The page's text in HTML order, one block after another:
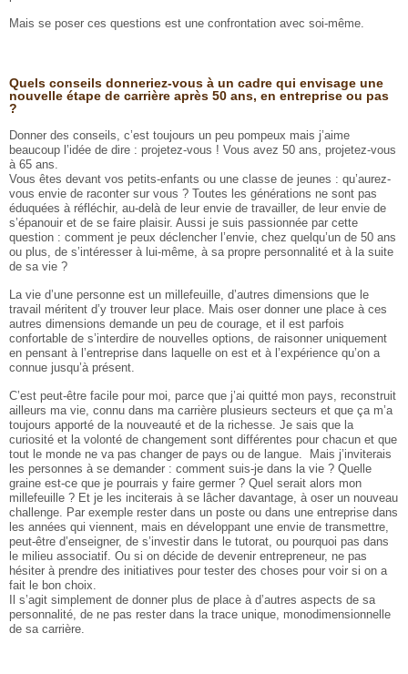
Mais se poser ces questions est une confrontation avec soi-même.
Quels conseils donneriez-vous à un cadre qui envisage une
nouvelle étape de carrière après 50 ans, en entreprise ou pas
?
Donner des conseils, c’est toujours un peu pompeux mais j’aime
beaucoup l’idée de dire : projetez-vous ! Vous avez 50 ans, projetez-vous
à 65 ans.
Vous êtes devant vos petits-enfants ou une classe de jeunes : qu’aurez-
vous envie de raconter sur vous ? Toutes les générations ne sont pas
éduquées à réfléchir, au-delà de leur envie de travailler, de leur envie de
s’épanouir et de se faire plaisir. Aussi je suis passionnée par cette
question : comment je peux déclencher l’envie, chez quelqu’un de 50 ans
ou plus, de s’intéresser à lui-même, à sa propre personnalité et à la suite
de sa vie ?
La vie d’une personne est un millefeuille, d’autres dimensions que le
travail méritent d’y trouver leur place. Mais oser donner une place à ces
autres dimensions demande un peu de courage, et il est parfois
confortable de s’interdire de nouvelles options, de raisonner uniquement
en pensant à l’entreprise dans laquelle on est et à l’expérience qu’on a
connue jusqu’à présent.
C’est peut-être facile pour moi, parce que j’ai quitté mon pays, reconstruit
ailleurs ma vie, connu dans ma carrière plusieurs secteurs et que ça m’a
toujours apporté de la nouveauté et de la richesse. Je sais que la
curiosité et la volonté de changement sont différentes pour chacun et que
tout le monde ne va pas changer de pays ou de langue. Mais j’inviterais
les personnes à se demander : comment suis-je dans la vie ? Quelle
graine est-ce que je pourrais y faire germer ? Quel serait alors mon
millefeuille ? Et je les inciterais à se lâcher davantage, à oser un nouveau
challenge. Par exemple rester dans un poste ou dans une entreprise dans
les années qui viennent, mais en développant une envie de transmettre,
peut-être d’enseigner, de s’investir dans le tutorat, ou pourquoi pas dans
le milieu associatif. Ou si on décide de devenir entrepreneur, ne pas
hésiter à prendre des initiatives pour tester des choses pour voir si on a
fait le bon choix.
Il s’agit simplement de donner plus de place à d’autres aspects de sa
personnalité, de ne pas rester dans la trace unique, monodimensionnelle
de sa carrière.